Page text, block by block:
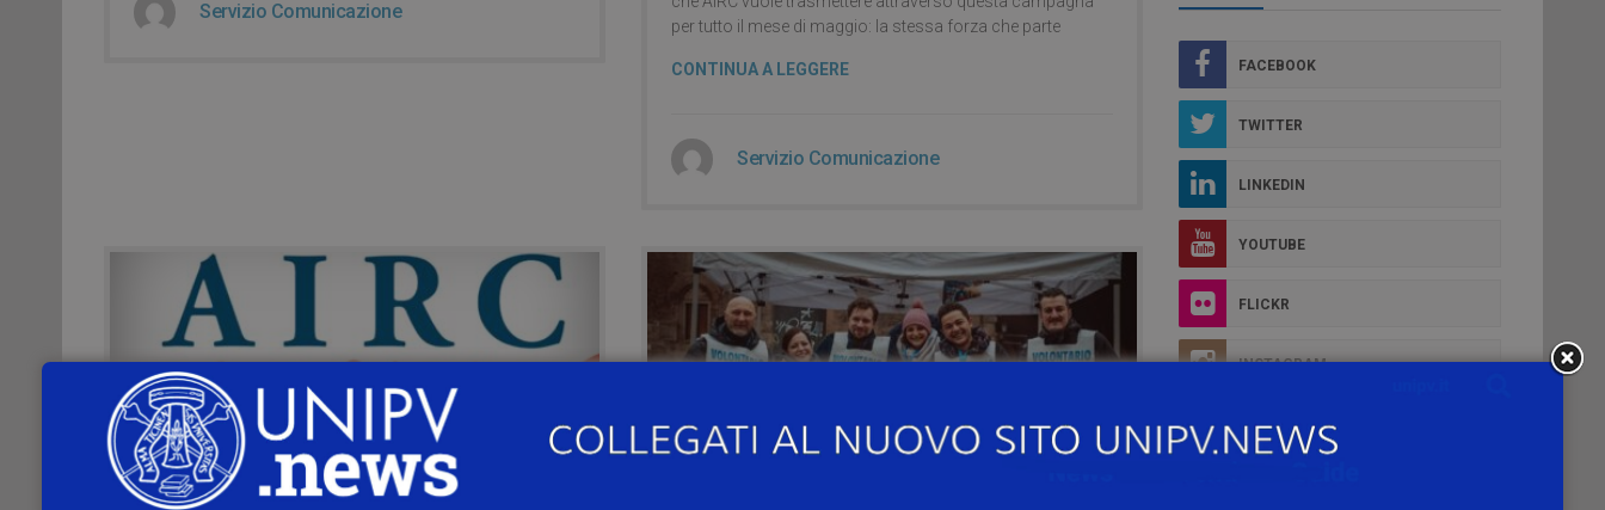
Servizio Comunicazione
per tutto il mese di maggio: la stessa forza che parte
CONTINUA A LEGGERE
Servizio Comunicazione
3 years ago 3 Dicembre 2022
FACEBOOK
TWITTER
LINKEDIN
YOUTUBE
FLICKR
INSTAGRAM